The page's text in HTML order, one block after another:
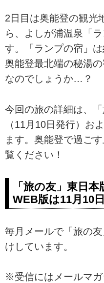
2日目は奥能登の観光
ら、よしが浦温泉「
す。「ランプの宿」は
奥能登最北端の秘湯
なのでしょうか…？
今回の旅の詳細は、
（11月10日発行）お
ます。奥能登で過ご
覧ください！
「旅の友」東日本
WEB版は11月10
毎月メールで「旅の
けしています。
※受信にはメールマ